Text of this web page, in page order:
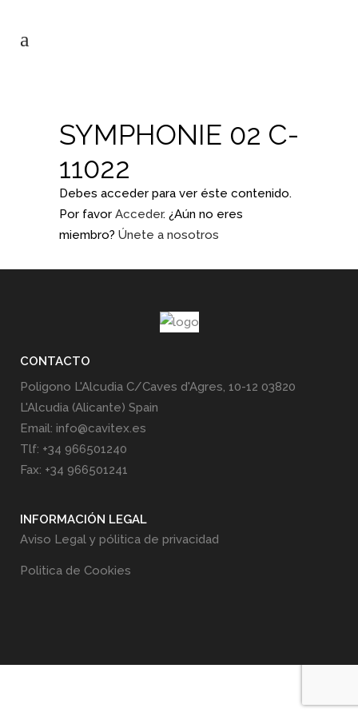
SYMPHONIE 02 C-
11022
Debes acceder para ver éste contenido.
Por favor Acceder. ¿Aún no eres
miembro? Únete a nosotros
CONTACTO
Poligono L'Alcudia C/Caves d'Agres, 10-12 03820
L'Alcudia (Alicante) Spain
Email: info@cavitex.es
Tlf: +34 966501240
Fax: +34 966501241
INFORMACIÓN LEGAL
Aviso Legal y pólitica de privacidad
Politica de Cookies